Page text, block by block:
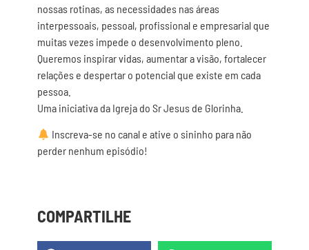
nossas rotinas, as necessidades nas áreas
interpessoais, pessoal, profissional e empresarial que
muitas vezes impede o desenvolvimento pleno.
Queremos inspirar vidas, aumentar a visão, fortalecer
relações e despertar o potencial que existe em cada
pessoa.
Uma iniciativa da Igreja do Sr Jesus de Glorinha.
Inscreva-se no canal e ative o sininho para não
perder nenhum episódio!
COMPARTILHE